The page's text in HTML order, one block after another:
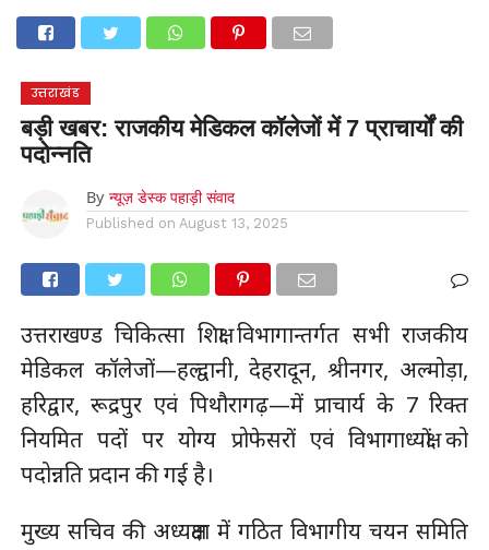
देहरादूननैनीताल
मनोरंजन
उत्तराखंड
बड़ी खबर: राजकीय मेडिकल कॉलेजों में 7 प्राचार्यों की
पदोन्नति
By न्यूज़ डेस्क पहाड़ी संवाद
Published on August 13, 2025
उत्तराखण्ड चिकित्सा शिक्षा विभागान्तर्गत सभी राजकीय
मेडिकल कॉलेजों—हल्द्वानी, देहरादून, श्रीनगर, अल्मोड़ा,
हरिद्वार, रूद्रपुर एवं पिथौरागढ़—में प्राचार्य के 7 रिक्त
नियमित पदों पर योग्य प्रोफेसरों एवं विभागाध्यक्षों को
पदोन्नति प्रदान की गई है।
मुख्य सचिव की अध्यक्षता में गठित विभागीय चयन समिति